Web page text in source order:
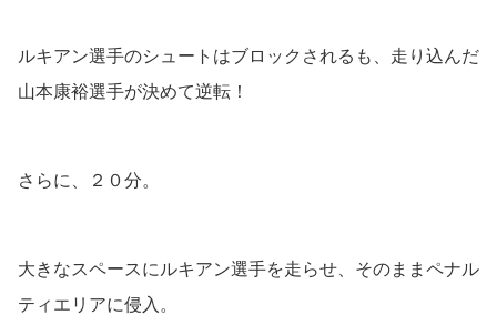
ルキアン選手のシュートはブロックされるも、走り込んだ
山本康裕選手が決めて逆転！
さらに、２０分。
大きなスペースにルキアン選手を走らせ、そのままペナル
ティエリアに侵入。